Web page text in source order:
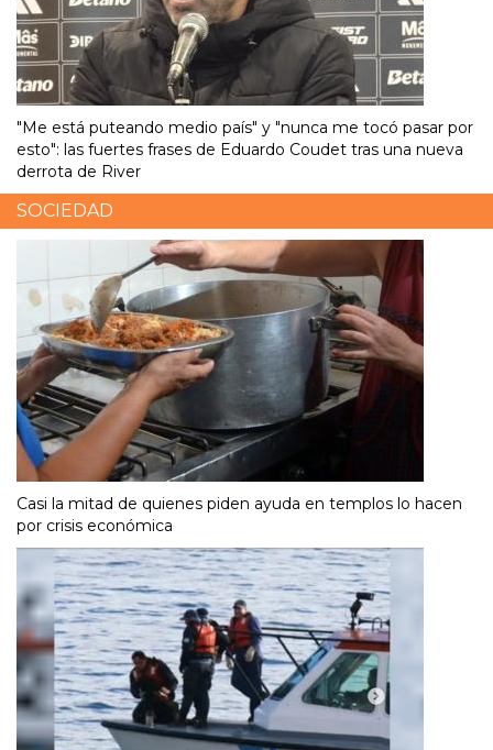
"Me está puteando medio país" y "nunca me tocó pasar por
esto": las fuertes frases de Eduardo Coudet tras una nueva
derrota de River
SOCIEDAD
Casi la mitad de quienes piden ayuda en templos lo hacen
por crisis económica